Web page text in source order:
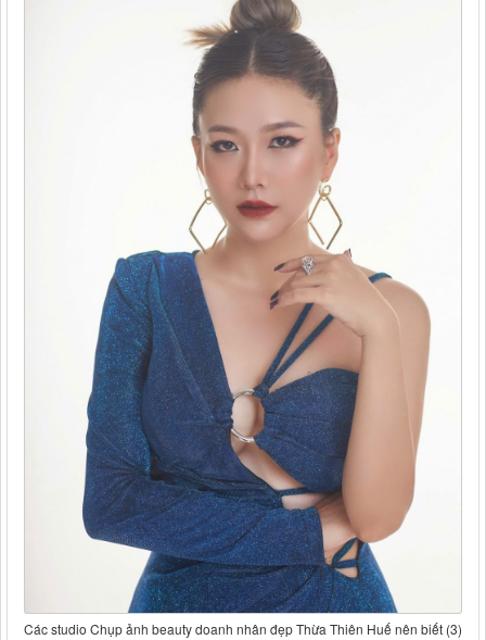
Các studio Chụp ảnh beauty doanh nhân đẹp Thừa Thiên Huế nên biết (3)